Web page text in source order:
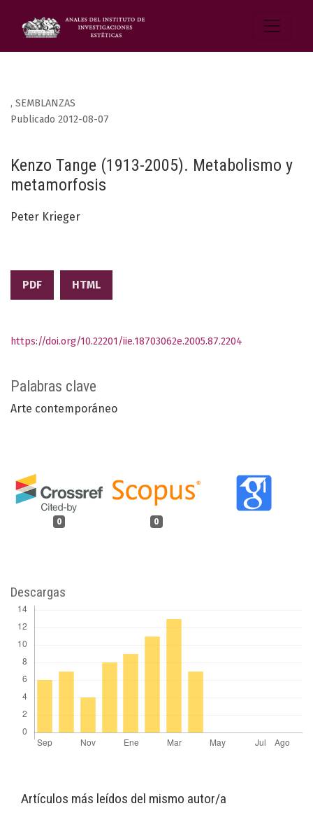
, SEMBLANZAS
Kenzo Tange (1913-2005). Metabolismo y
metamorfosis
Publicado 2012-08-07
Peter Krieger
PDF HTML
Palabras clave
Arte contemporáneo
0 0
https://doi.org/10.22201/iie.18703062e.2005.87.2204
Descargas
Artículos más leídos del mismo autor/a